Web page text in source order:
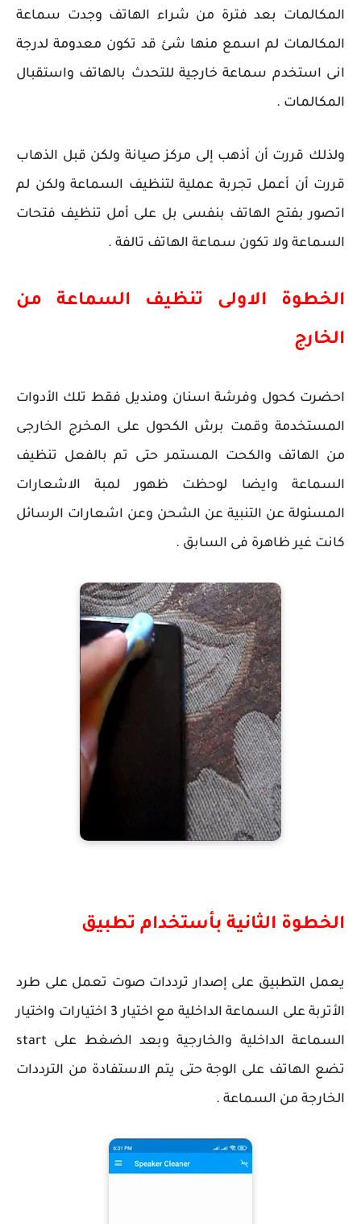
المكالمات بعد فترة من شراء الهاتف وجدت سماعة
المكالمات لم اسمع منها شئ قد تكون معدومة لدرجة
انى استخدم سماعة خارجية للتحدث بالهاتف واستقبال
المكالمات .
ولذلك قررت أن أذهب إلى مركز صيانة ولكن قبل الذهاب
قررت أن أعمل تجربة عملية لتنظيف السماعة ولكن لم
اتصور بفتح الهاتف بنفسى بل على أمل تنظيف فتحات
السماعة ولا تكون سماعة الهاتف تالفة .
الخطوة الاولى تنظيف السماعة من
الخارج
احضرت كحول وفرشة اسنان ومنديل فقط تلك الأدوات
المستخدمة وقمت برش الكحول على المخرج الخارجى
من الهاتف والكحت المستمر حتى تم بالفعل تنظيف
السماعة وايضا لوحظت ظهور لمبة الاشعارات
المسئولة عن التنبية عن الشحن وعن اشعارات الرسائل
كانت غير ظاهرة فى السابق .
الخطوة الثانية بأستخدام تطبيق
يعمل التطبيق على إصدار ترددات صوت تعمل على طرد
الأتربة على السماعة الداخلية مع اختيار 3 اختيارات واختيار
السماعة الداخلية والخارجية وبعد الضغط على start
تضع الهاتف على الوجة حتى يتم الاستفادة من الترددات
الخارجة من السماعة .